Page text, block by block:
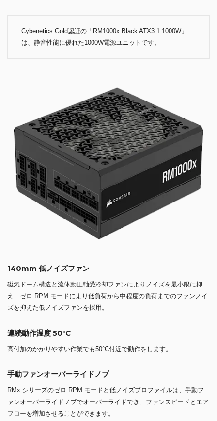
Cybenetics Gold認証の「RM1000x Black ATX3.1 1000W」
は、静音性能に優れた1000W電源ユニットです。
140mm 低ノイズファン
磁気ドーム構造と流体動圧軸受冷却ファンによりノイズを最小限に抑
え、ゼロ RPM モードにより低負荷から中程度の負荷までのファンノイ
ズを抑えた低ノイズファンを採用。
連続動作温度 50°C
高付加のかかりやすい作業でも50°C付近で動作をします。
手動ファンオーバーライドノブ
RMx シリーズのゼロ RPM モードと低ノイズプロファイルは、手動フ
ァンオーバーライドノブでオーバーライドでき、ファンスピードとエア
フローを増加させることができます。